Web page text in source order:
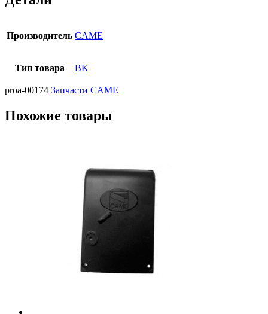
Производитель CAME
Тип товара BK
proa-00174 Запчасти CAME
Похожие товары